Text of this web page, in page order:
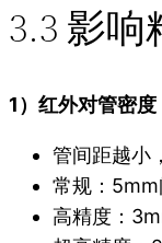
3.3 影
1）红外对管密度
管间距越小
常规：5mm
高精度：